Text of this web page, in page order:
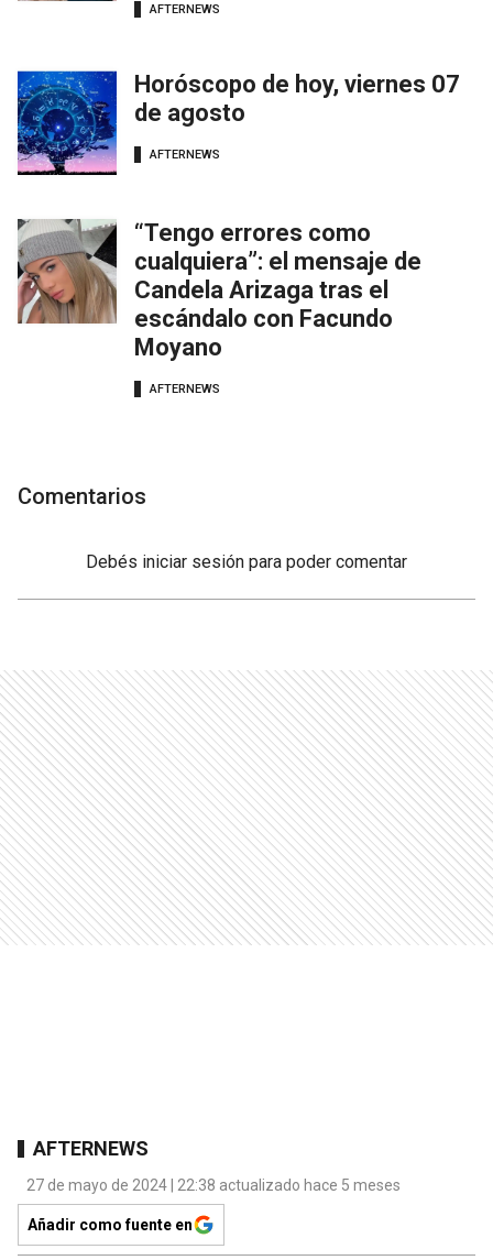
AFTERNEWS
Horóscopo de hoy, viernes 07
de agosto
AFTERNEWS
“Tengo errores como
cualquiera”: el mensaje de
Candela Arizaga tras el
escándalo con Facundo
Moyano
AFTERNEWS
Comentarios
Debés iniciar sesión para poder comentar
AFTERNEWS
27 de mayo de 2024 | 22:38 actualizado hace 5 meses
Añadir como fuente en